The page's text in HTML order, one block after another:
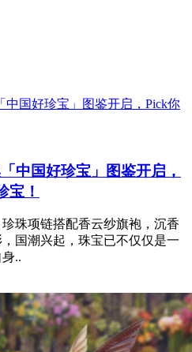
中国好珍宝」图鉴开启，
宝！
珠项链搭配香云纱旗袍，沉香
国潮兴起，珠宝已不仅仅是一
..